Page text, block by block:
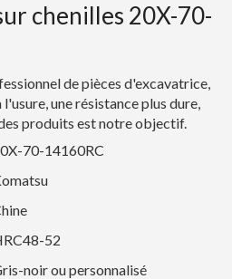
chenilles 20X-70-
de pièces d'excavatrice,
une résistance plus dure,
produits est notre objectif.
70-14160RC
52
noir ou personnalisé